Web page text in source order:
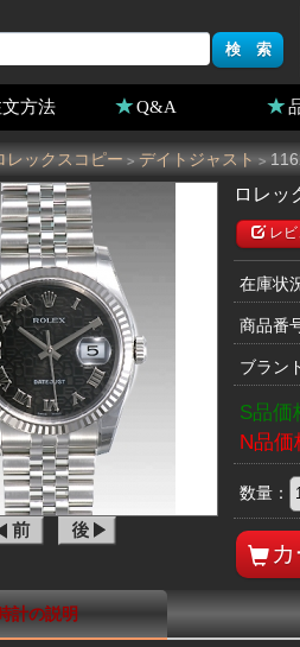
方法 Q&A
レックスコピー > デイトジャスト >
ロレッ
レビ
在庫状
商品番
ブラン
S品価
N品価
数量：
計の説明